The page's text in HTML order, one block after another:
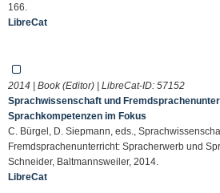
166.
LibreCat
2014 | Book (Editor) | LibreCat-ID: 57152
Sprachwissenschaft und
Sprachkompetenzen im Fokus
C. Bürgel, D. Siepmann, eds.,
Fremdsprachenunterricht: Spracherwerb und
Schneider, Baltmannsweiler, 2014.
LibreCat